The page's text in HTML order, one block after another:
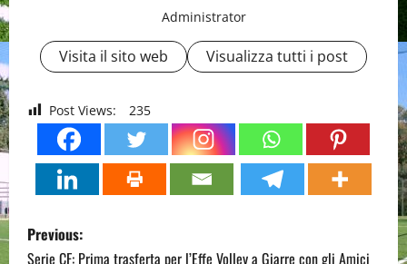
Administrator
Visita il sito web Visualizza tutti i post
Post Views: 235
P
Previous:
Serie CF: Prima trasferta per l’Effe Volley a Giarre con gli Amici